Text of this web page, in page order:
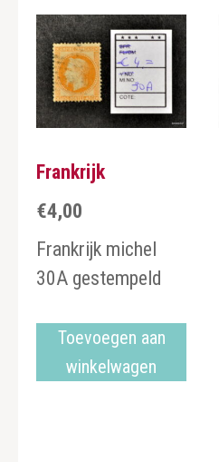
Frankrijk
€4,00
Frankrijk michel
30A gestempeld
Toevoegen aan
winkelwagen